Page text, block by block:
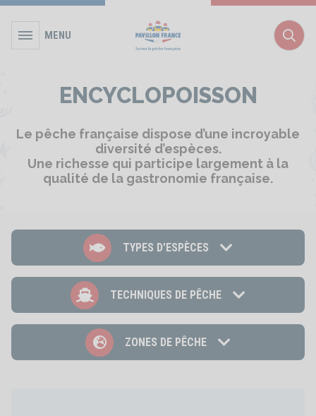
MENU
ENCYCLOPOISSON
Le pêche française dispose d’une incroyable
diversité d’espèces.
Une richesse qui participe largement à la
qualité de la gastronomie française.
Types d'espèces
TYPES D'ESPÈCES
Techniques de pêche
TECHNIQUES DE PÊCHE
Zones de pêche
ZONES DE PÊCHE